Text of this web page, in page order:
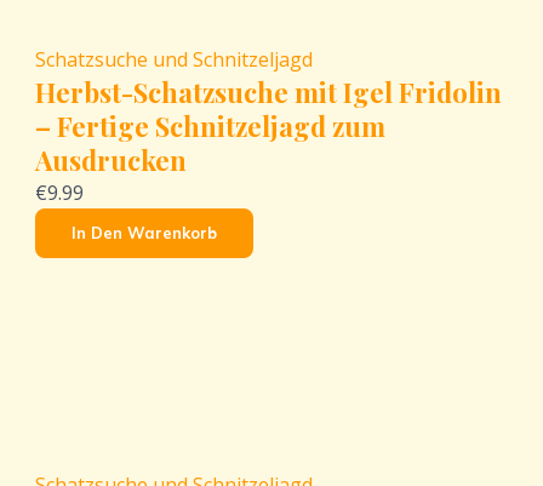
Schatzsuche und Schnitzeljagd
Herbst-Schatzsuche mit Igel Fridolin
– Fertige Schnitzeljagd zum
Ausdrucken
€9.99
In Den Warenkorb